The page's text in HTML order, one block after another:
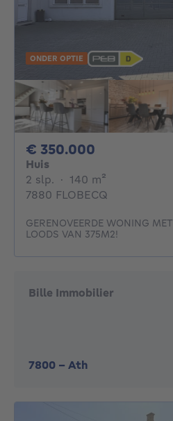
ONDER OPTIE
€ 350.000
Huis
2 slp. 2 slaapkamers
· 140 m²
7880 FLOBECQ
GERENOVEERDE WONING MET
LOODS VAN 375M2!
Bille Immobilier
7800 - Ath